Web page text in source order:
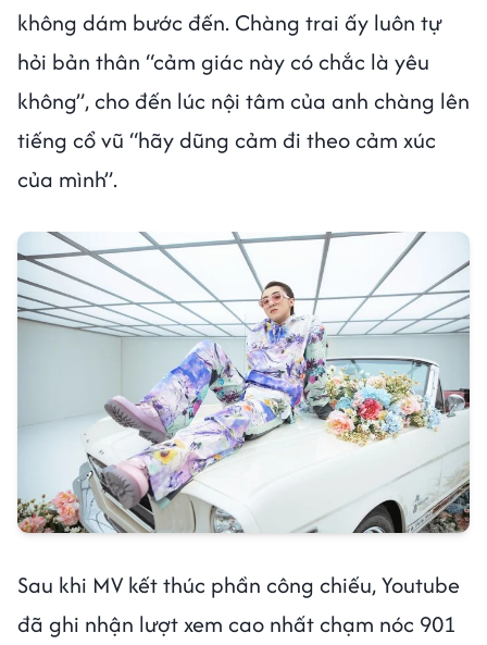
không dám bước đến. Chàng trai ấy luôn tự
hỏi bản thân “cảm giác này có chắc là yêu
không”, cho đến lúc nội tâm của anh chàng lên
tiếng cổ vũ “hãy dũng cảm đi theo cảm xúc
của mình”.
Sau khi MV kết thúc phần công chiếu, Youtube
đã ghi nhận lượt xem cao nhất chạm nóc 901